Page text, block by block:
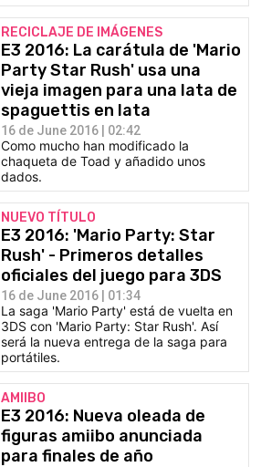
RECICLAJE DE IMÁGENES
E3 2016: La carátula de 'Mario
Party Star Rush' usa una
vieja imagen para una lata de
spaguettis en lata
16 de June 2016 | 02:42
Como mucho han modificado la
chaqueta de Toad y añadido unos
dados.
NUEVO TÍTULO
E3 2016: 'Mario Party: Star
Rush' - Primeros detalles
oficiales del juego para 3DS
16 de June 2016 | 01:34
La saga 'Mario Party' está de vuelta en
3DS con 'Mario Party: Star Rush'. Así
será la nueva entrega de la saga para
portátiles.
AMIIBO
E3 2016: Nueva oleada de
figuras amiibo anunciada
para finales de año